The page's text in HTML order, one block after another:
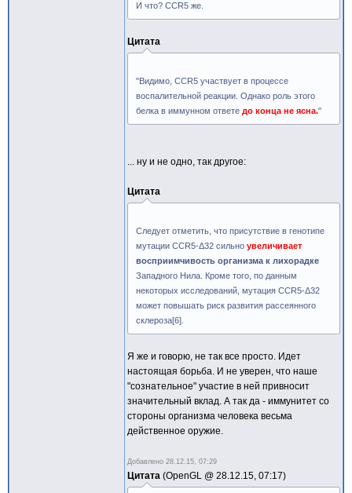
И что? CCR5 же.
Цитата
"Видимо, CCR5 участвует в процессе
воспалительной реакции. Однако роль этого
белка в иммунном ответе до конца не ясна."
... ну и не одно, так другое:
Цитата
Следует отметить, что присутствие в генотипе
мутации CCR5-Δ32 сильно увеличивает
восприимчивость организма к лихорадке
Западного Нила. Кроме того, по данным
некоторых исследований, мутация CCR5-Δ32
может повышать риск развития рассеянного
склероза[6].
Я же и говорю, не так все просто. Идет
настоящая борьба. И не уверен, что наше
"сознательное" участие в ней привносит
значительный вклад. А так да - иммунитет со
стороны организма человека весьма
действенное оружие.
Добавлено 28.12.15, 07:29
Цитата OpenGL @ 28.12.15, 07:17